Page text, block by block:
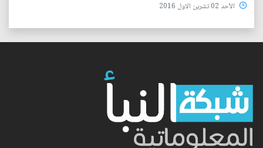
الأحد 02 تشرين الاول 2016